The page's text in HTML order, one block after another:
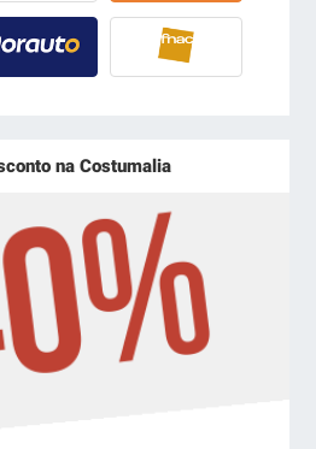
na Costumalia